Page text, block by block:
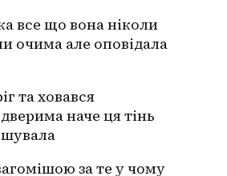
все що вона ніколи
очима але оповідала
та ховався
наче ця тінь
за те у чому